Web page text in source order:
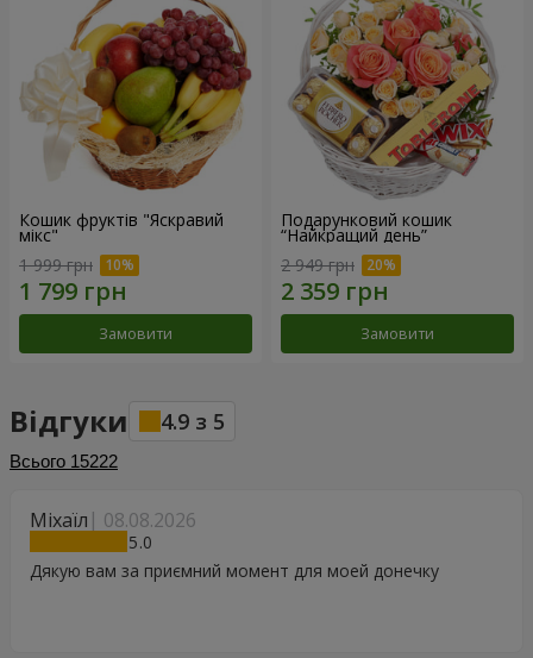
Кошик фруктів "Яскравий
мікс"
1 999 грн
Замовити
Подарунковий кошик
“Найкращий день”
2 949 грн
Замовити
Відгуки 4.9 з 5
Всього 15222
Міхаїл 08.08.2026
5
Дякую вам за приємний момент для моей донечку